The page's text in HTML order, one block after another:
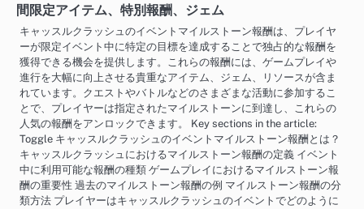
間限定アイテム、特別報酬、ジェム
キャッスルクラッシュのイベントマイルストーン報酬は、プレイヤ
ーが限定イベント中に特定の目標を達成することで独占的な報酬を
獲得できる機会を提供します。これらの報酬には、ゲームプレイや
進行を大幅に向上させる貴重なアイテム、ジェム、リソースが含ま
れています。クエストやバトルなどのさまざまな活動に参加するこ
とで、プレイヤーは指定されたマイルストーンに到達し、これらの
人気の報酬をアンロックできます。 Key sections in the article:
Toggle キャッスルクラッシュのイベントマイルストーン報酬とは？
キャッスルクラッシュにおけるマイルストーン報酬の定義 イベント
中に利用可能な報酬の種類 ゲームプレイにおけるマイルストーン報
酬の重要性 過去のマイルストーン報酬の例 マイルストーン報酬の分
類方法 プレイヤーはキャッスルクラッシュのイベントでどのように